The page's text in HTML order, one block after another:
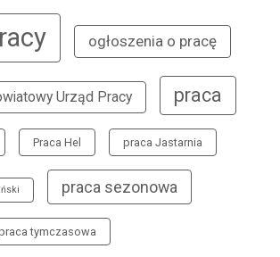
ogłoszenia o pracę
Urząd Pracy praca
Praca Hel praca Jastarnia
praca sezonowa
tymczasowa